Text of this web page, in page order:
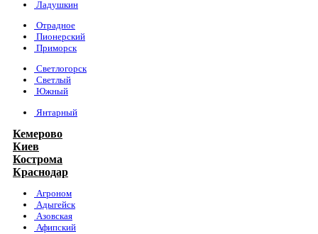
Ладушкин
Отрадное
Пионерский
Приморск
Светлогорск
Светлый
Южный
Янтарный
Кемерово
Киев
Кострома
Краснодар
Агроном
Адыгейск
Азовская
Афипский